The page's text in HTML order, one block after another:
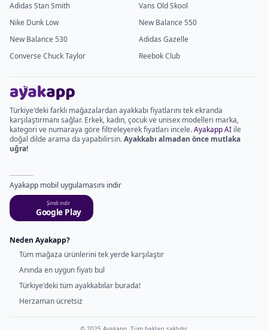
Adidas Stan Smith
Nike Dunk Low
New Balance 530
Converse Chuck Taylor
Vans Old Skool
New Balance 550
Adidas Gazelle
Reebok Club
Türkiye'deki farklı mağazalardan ayakkabı fiyatlarını tek ekranda
karşılaştırmanı sağlar. Erkek, kadın, çocuk ve unisex modelleri marka,
kategori ve numaraya göre filtreleyerek fiyatları incele.Ayakapp AI ile
doğal dilde arama da yapabilirsin.Ayakkabı almadan önce mutlaka
uğra!
Ayakapp mobil uygulamasını indir
Şimdi indir
Google Play
Neden Ayakapp?
Tüm mağaza ürünlerini tek yerde karşılaştır
Anında en uygun fiyatı bul
Türkiye'deki tüm ayakkabılar burada!
Herzaman ücretsiz